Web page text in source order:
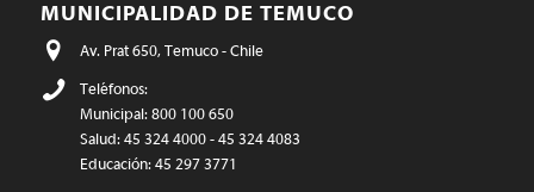
MUNICIPALIDAD DE TEMUCO
Av. Prat 650, Temuco - Chile
Teléfonos:
Municipal: 800 100 650
Salud: 45 324 4000 - 45 324 4083
Educación: 45 297 3771